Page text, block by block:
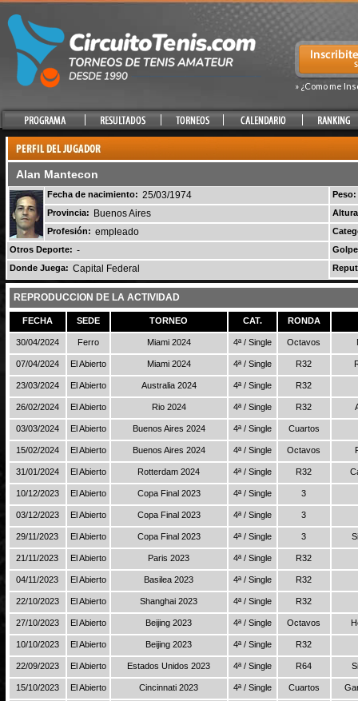
» ¿Como me
Alan Mantecon
Fecha de nacimiento: 25/03/1974
Peso:
Provincia:
Buenos Aires
Profesión: empleado
Otros Deporte: -
Donde Juega: Capital Federal
REPRODUCCION DE LA ACTIVIDAD
FECHA SEDE TORNEO CAT. RONDA
30/04/2024 Ferro Miami 2024 4ª / Single Octavos
07/04/2024 El Abierto Miami 2024 4ª / Single R32
23/03/2024 El Abierto Australia 2024 4ª / Single R32
26/02/2024 El Abierto Rio 2024 4ª / Single R32
03/03/2024 El Abierto Buenos Aires 2024 4ª / Single Cuartos
15/02/2024 El Abierto Buenos Aires 2024 4ª / Single Octavos
31/01/2024 El Abierto Rotterdam 2024 4ª / Single R32
10/12/2023 El Abierto Copa Final 2023 4ª / Single 3
03/12/2023 El Abierto Copa Final 2023 4ª / Single 3
29/11/2023 El Abierto Copa Final 2023 4ª / Single 3
21/11/2023 El Abierto Paris 2023 4ª / Single R32
04/11/2023 El Abierto Basilea 2023 4ª / Single R32
22/10/2023 El Abierto Shanghai 2023 4ª / Single R32
27/10/2023 El Abierto Beijing 2023 4ª / Single Octavos
10/10/2023 El Abierto Beijing 2023 4ª / Single R32
22/09/2023 El Abierto Estados Unidos 2023 4ª / Single R64
15/10/2023 El Abierto Cincinnati 2023 4ª / Single Cuartos